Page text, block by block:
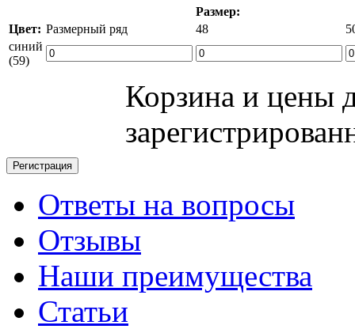
Размер:
Цвет: Размерный ряд 48
синий
(59)
Корзина и цены
Ответы на вопросы
Отзывы
Наши преимущества
Статьи